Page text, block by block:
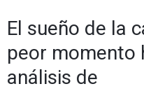
El sueño de la
peor momento
análisis de